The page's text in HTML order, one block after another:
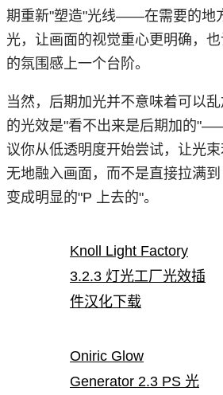
期重新"塑造"光线——在需要的地
光，让画面的视觉重心更明确，
的氛围感上一个台阶。
当然，后期加光并不意味着可以
的光效是"看不出来是后期加的
议你从低透明度开始尝试，让光
无地融入画面，而不是直接拉满
变成明显的"P 上去的"。
Knoll Light Factory
3.2.3 灯光工厂光效插
件汉化下载
Oniric Glow
Generator 2.3 PS 光